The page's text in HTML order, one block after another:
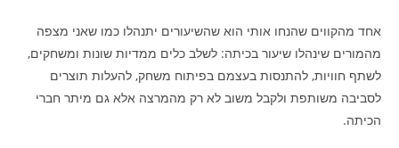
אחד מהקווים שהנחו אותי הוא שהשיעורים יתנהלו כמו שאני מצפה
מהמורים שינהלו שיעור בכיתה: לשלב כלים ממדיות שונות ומשחקים,
לשתף חוויות, להתנסות בעצמם בפיתוח משחק, להעלות תוצרים
לסביבה משותפת ולקבל משוב לא רק מהמרצה אלא גם מיתר חברי
הכיתה.